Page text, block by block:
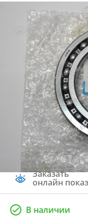
Заказать
онлайн показ
В наличии